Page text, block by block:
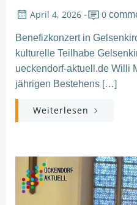
April 4, 2026 - 0
Benefizkonzert in
kulturelle Teilhabe
ueckendorf-aktuell.de Willi
jährigen Bestehens […]
Weiterlesen